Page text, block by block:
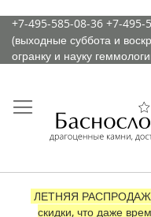
К
содержимому
+7-495-585-08-36 +7-495-
(выходные суббота и
огранку и науку
ЛЕТНЯЯ
скидки, что даже